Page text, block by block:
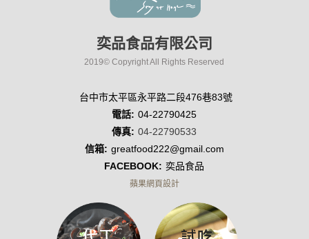
奕品食品有限公司
2019© Copyright All Rights Reserved
台中市太平區永平路二段476巷83號
電話: 04-22790425
傳真: 04-22790533
信箱: greatfood222@gmail.com
FACEBOOK: 奕品食品
蘋果網頁設計